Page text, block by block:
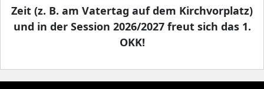
Zeit (z. B. am Vatertag auf dem Kirchvorplatz)
und in der Session 2026/2027 freut sich das 1.
OKK!